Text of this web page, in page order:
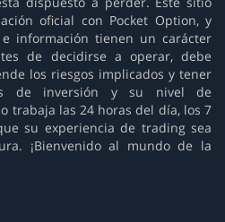
oficial con Pocket Option, y
información tienen un carácter
de decidirse a operar, debe
los riesgos implicados y tener
de inversión y su nivel de
trabaja las 24 horas del día, los 7
su experiencia de trading sea
¡Bienvenido al mundo de la